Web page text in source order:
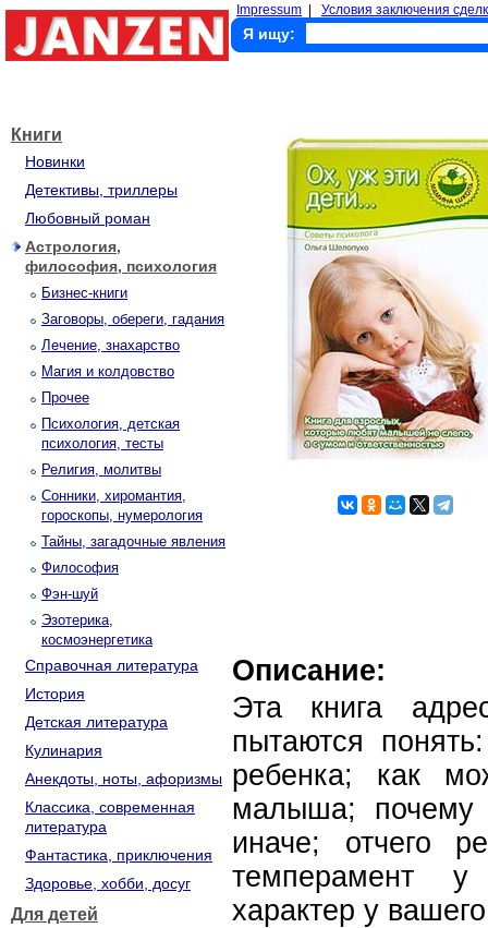
Impressum Условия заключения
Я ищу:
Книги
Новинки
Детективы, триллеры
Любовный роман
Астрология,
философия, психология
Бизнес-книги
Заговоры, обереги, гадания
Лечение, знахарство
Магия и колдовство
Прочее
Психология, детская
психология, тесты
Религия, молитвы
Сонники, хиромантия,
гороскопы, нумерология
Тайны, загадочные явления
Философия
Фэн-шуй
Эзотерика,
космоэнергетика
Справочная литература
История
Детская литература
Кулинария
Анекдоты, ноты, афоризмы
Классика, современная
литература
Фантастика, приключения
Здоровье, хобби, досуг
Для детей
Описание:
Эта книга
пытаются
ребенка; как
малыша; почему
иначе; отчего
темперамент
характер у